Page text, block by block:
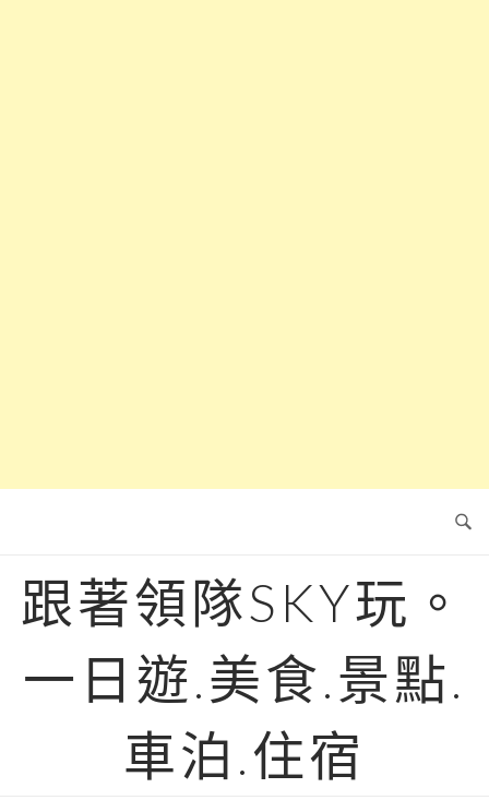
跟著領隊SKY玩。
一日遊.美食.景點.
車泊.住宿